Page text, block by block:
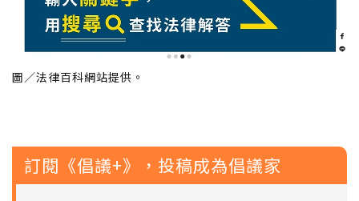
圖／法律百科網站提供。
訂閱《倡議+》，投稿成為倡議家